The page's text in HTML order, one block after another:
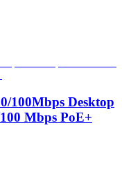
100Mbps Desktop
Mbps PoE+